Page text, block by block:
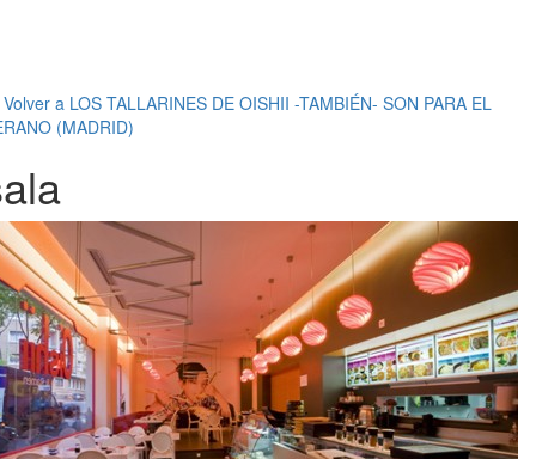
Volver a LOS TALLARINES DE OISHII -TAMBIÉN- SON PARA EL
(MADRID)